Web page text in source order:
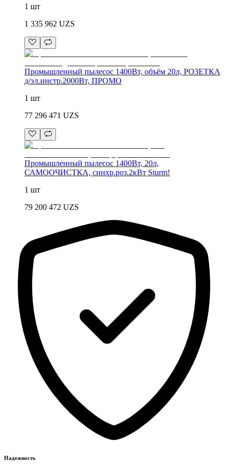
1 шт
1 335 962 UZS
Промышленный пылесос 1400Вт, объём 20л, РОЗЕТКА
д/эл.инстр.2000Вт, ПРОМО
1 шт
77 296 471 UZS
Промышленный пылесос 1400Вт, 20л,
САМООЧИСТКА, синхр.роз.2кВт Sturm!
1 шт
79 200 472 UZS
Надежность